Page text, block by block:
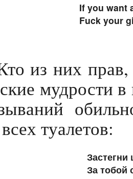
If you want
Fuck your
них прав,
мудрости
туалетов:
За тобой